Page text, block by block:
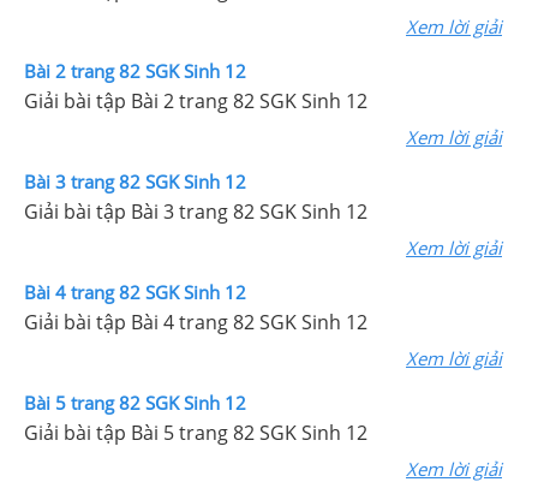
Xem lời giải
Bài 2 trang 82 SGK Sinh 12
Giải bài tập Bài 2 trang 82 SGK Sinh 12
Xem lời giải
Bài 3 trang 82 SGK Sinh 12
Giải bài tập Bài 3 trang 82 SGK Sinh 12
Xem lời giải
Bài 4 trang 82 SGK Sinh 12
Giải bài tập Bài 4 trang 82 SGK Sinh 12
Xem lời giải
Bài 5 trang 82 SGK Sinh 12
Giải bài tập Bài 5 trang 82 SGK Sinh 12
Xem lời giải